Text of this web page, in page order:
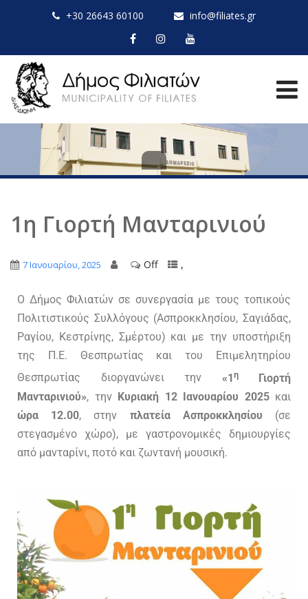
+30 26643 60100 info@filiates.gr
1η Γιορτή Μανταρινιού
7 Ιανουαρίου, 2025 Off ,
Ο Δήμος Φιλιατών σε συνεργασία με τους τοπικούς
Πολιτιστικούς Συλλόγους (Ασπροκκλησίου, Σαγιάδας,
Ραγίου, Κεστρίνης, Σμέρτου) και με την υποστήριξη
της Π.Ε. Θεσπρωτίας και του Επιμελητηρίου
Θεσπρωτίας διοργανώνει την «1ηΓιορτή
Μανταρινιού», την Κυριακή 12 Ιανουαρίου 2025και
ώρα 12.00, στην πλατεία Ασπροκκλησίου (σε
στεγασμένο χώρο), με γαστρονομικές δημιουργίες
από μανταρίνι, ποτό και ζωντανή μουσική.